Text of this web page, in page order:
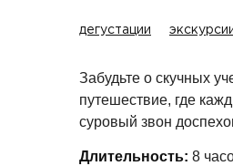
дегустации
Забудьте о скучных
путешествие, где
суровый звон
Длительность: 8